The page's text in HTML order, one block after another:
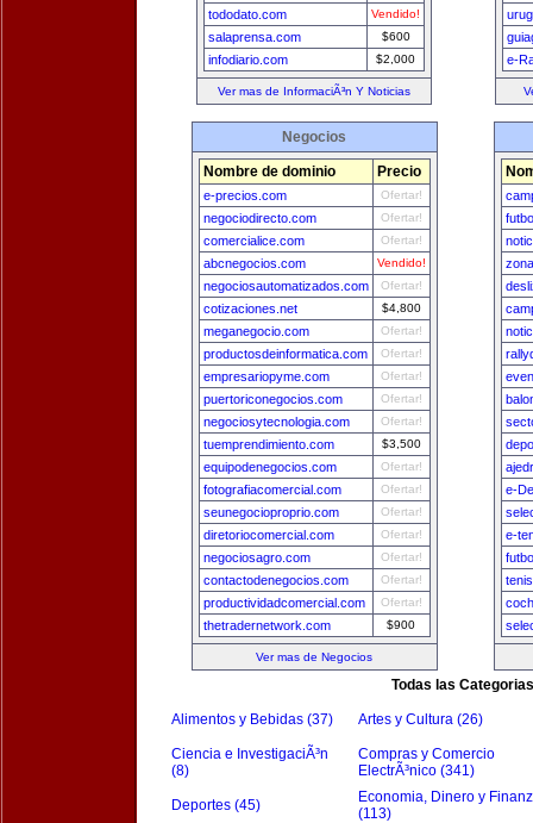
tododato.com Vendido!
salaprensa.com $600
infodiario.com $2,000
Ver mas de InformaciÃ³n Y Noticias
e-
Negocios
Nombre de dominio Precio
e-precios.com Ofertar!
negociodirecto.com Ofertar!
comercialice.com Ofertar!
abcnegocios.com Vendido!
negociosautomatizados.com Ofertar!
cotizaciones.net $4,800
meganegocio.com Ofertar!
productosdeinformatica.com Ofertar!
empresariopyme.com Ofertar!
puertoriconegocios.com Ofertar!
negociosytecnologia.com Ofertar!
tuemprendimiento.com $3,500
equipodenegocios.com Ofertar!
fotografiacomercial.com Ofertar!
seunegocioproprio.com Ofertar!
diretoriocomercial.com Ofertar!
negociosagro.com Ofertar!
contactodenegocios.com Ofertar!
productividadcomercial.com Ofertar!
thetradernetwork.com $900
Ver mas de Negocios
e-
e-
Todas las Categorias
Alimentos y Bebidas (37) Artes y Cultura (26)
Ciencia e InvestigaciÃ³n
(8)
Compras y Comercio
ElectrÃ³nico (341)
Deportes (45)
Economia, Dinero y
(113)